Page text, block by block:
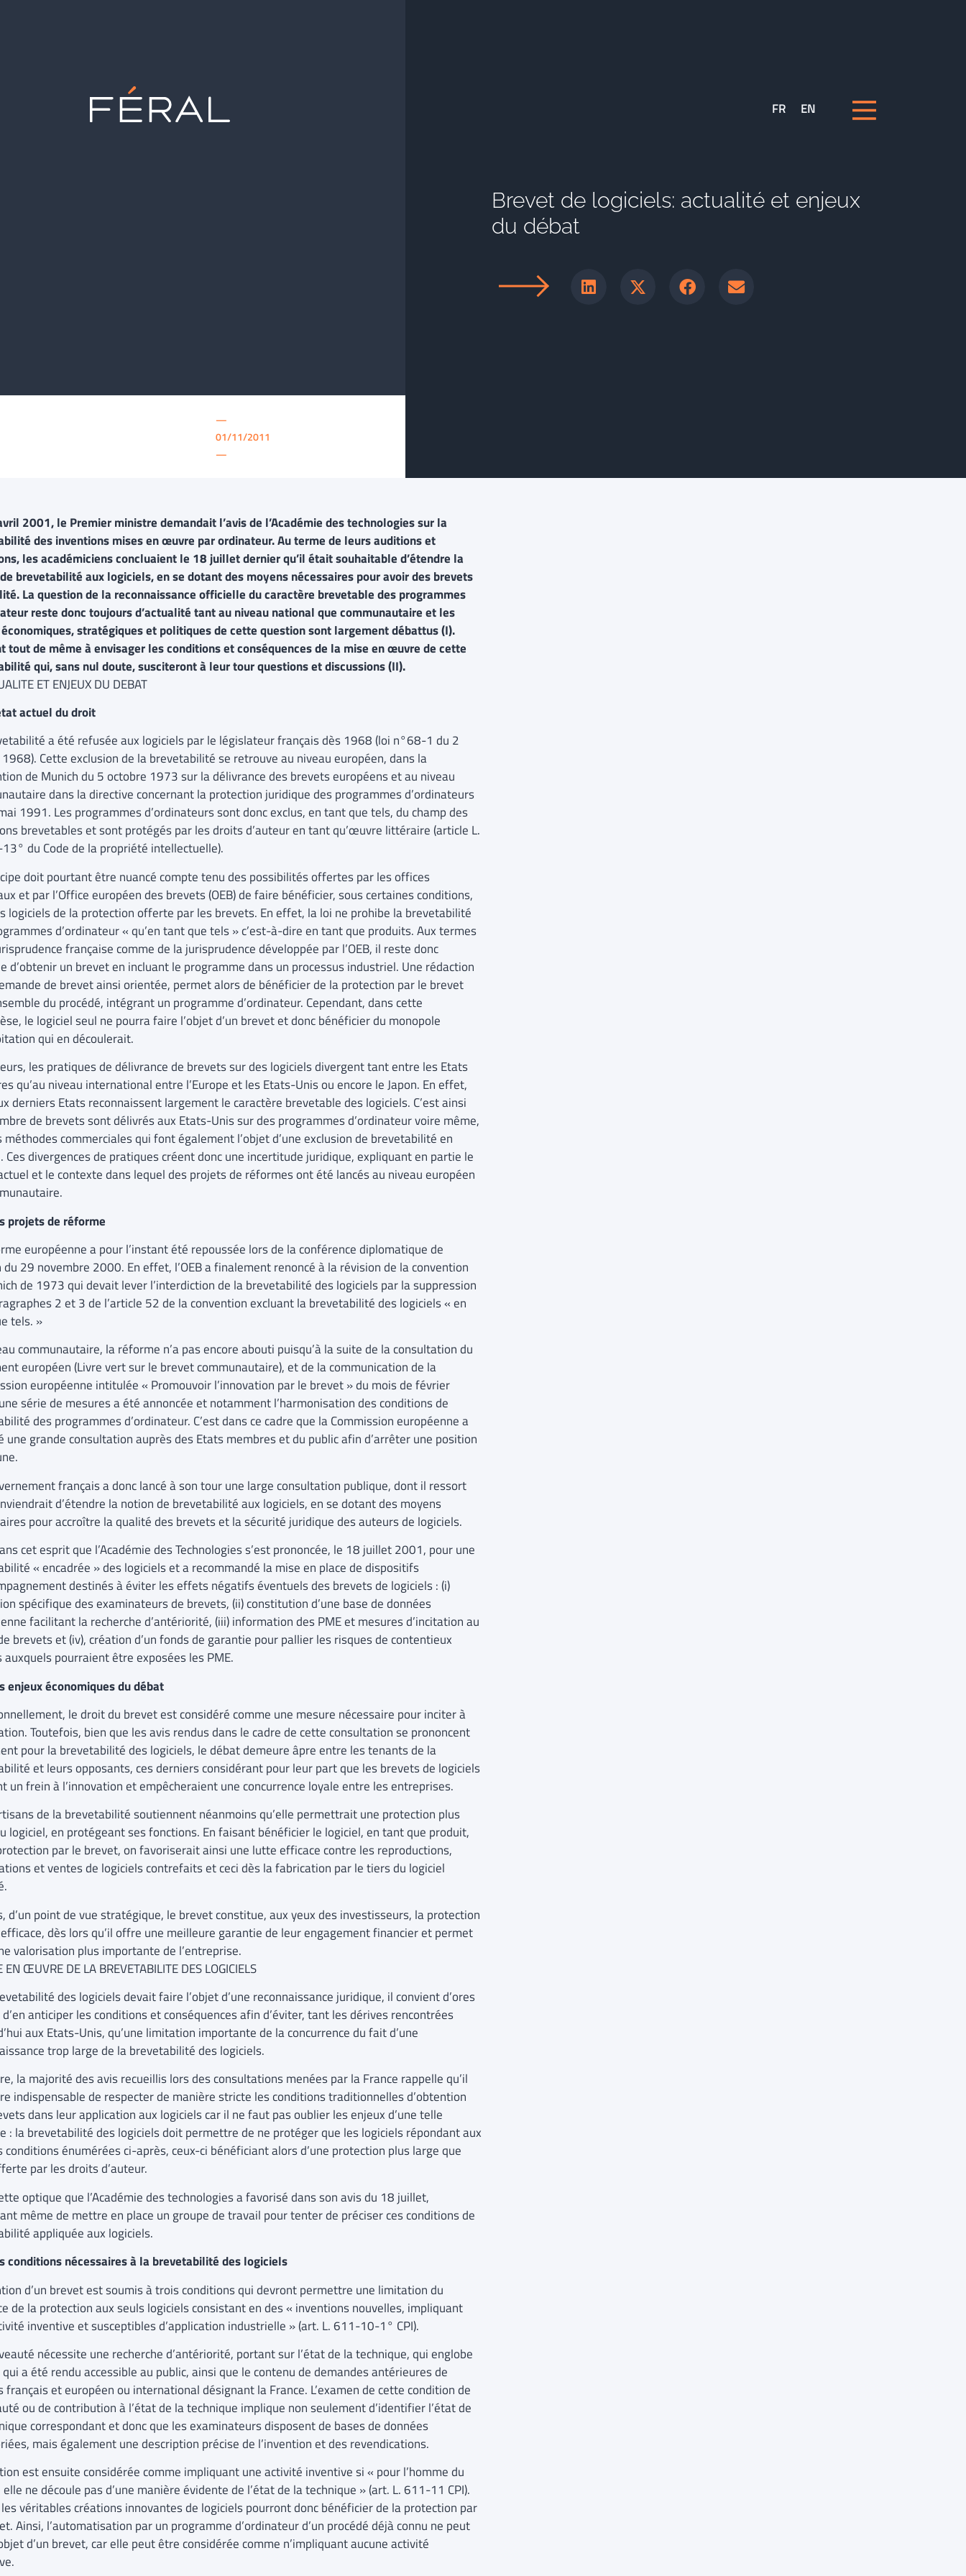
FR EN
—
01/11/2011
—
Brevet de logiciels: actualité et enjeux
du débat
2001, le Premier ministre demandait l’avis de l’Académie des technologies sur la
des inventions mises en œuvre par ordinateur. Au terme de leurs auditions et
les académiciens concluaient le 18 juillet dernier qu’il était souhaitable d’étendre la
brevetabilité aux logiciels, en se dotant des moyens nécessaires pour avoir des brevets
La question de la reconnaissance officielle du caractère brevetable des programmes
reste donc toujours d’actualité tant au niveau national que communautaire et les
stratégiques et politiques de cette question sont largement débattus (I).
tout de même à envisager les conditions et conséquences de la mise en œuvre de cette
qui, sans nul doute, susciteront à leur tour questions et discussions (II).
ET ENJEUX DU DEBAT
actuel du droit
a été refusée aux logiciels par le législateur français dès 1968 (loi n°68-1 du 2
Cette exclusion de la brevetabilité se retrouve au niveau européen, dans la
de Munich du 5 octobre 1973 sur la délivrance des brevets européens et au niveau
dans la directive concernant la protection juridique des programmes d’ordinateurs
1991. Les programmes d’ordinateurs sont donc exclus, en tant que tels, du champ des
brevetables et sont protégés par les droits d’auteur en tant qu’œuvre littéraire (article L.
du Code de la propriété intellectuelle).
doit pourtant être nuancé compte tenu des possibilités offertes par les offices
et par l’Office européen des brevets (OEB) de faire bénéficier, sous certaines conditions,
logiciels de la protection offerte par les brevets. En effet, la loi ne prohibe la brevetabilité
d’ordinateur « qu’en tant que tels » c’est-à-dire en tant que produits. Aux termes
française comme de la jurisprudence développée par l’OEB, il reste donc
d’obtenir un brevet en incluant le programme dans un processus industriel. Une rédaction
de brevet ainsi orientée, permet alors de bénéficier de la protection par le brevet
du procédé, intégrant un programme d’ordinateur. Cependant, dans cette
le logiciel seul ne pourra faire l’objet d’un brevet et donc bénéficier du monopole
qui en découlerait.
les pratiques de délivrance de brevets sur des logiciels divergent tant entre les Etats
qu’au niveau international entre l’Europe et les Etats-Unis ou encore le Japon. En effet,
derniers Etats reconnaissent largement le caractère brevetable des logiciels. C’est ainsi
de brevets sont délivrés aux Etats-Unis sur des programmes d’ordinateur voire même,
méthodes commerciales qui font également l’objet d’une exclusion de brevetabilité en
Ces divergences de pratiques créent donc une incertitude juridique, expliquant en partie le
et le contexte dans lequel des projets de réformes ont été lancés au niveau européen
projets de réforme
européenne a pour l’instant été repoussée lors de la conférence diplomatique de
du 29 novembre 2000. En effet, l’OEB a finalement renoncé à la révision de la convention
de 1973 qui devait lever l’interdiction de la brevetabilité des logiciels par la suppression
2 et 3 de l’article 52 de la convention excluant la brevetabilité des logiciels « en
tels. »
communautaire, la réforme n’a pas encore abouti puisqu’à la suite de la consultation du
européen (Livre vert sur le brevet communautaire), et de la communication de la
européenne intitulée « Promouvoir l’innovation par le brevet » du mois de février
série de mesures a été annoncée et notamment l’harmonisation des conditions de
des programmes d’ordinateur. C’est dans ce cadre que la Commission européenne a
une grande consultation auprès des Etats membres et du public afin d’arrêter une position
français a donc lancé à son tour une large consultation publique, dont il ressort
d’étendre la notion de brevetabilité aux logiciels, en se dotant des moyens
pour accroître la qualité des brevets et la sécurité juridique des auteurs de logiciels.
cet esprit que l’Académie des Technologies s’est prononcée, le 18 juillet 2001, pour une
« encadrée » des logiciels et a recommandé la mise en place de dispositifs
destinés à éviter les effets négatifs éventuels des brevets de logiciels : (i)
spécifique des examinateurs de brevets, (ii) constitution d’une base de données
facilitant la recherche d’antériorité, (iii) information des PME et mesures d’incitation au
brevets et (iv), création d’un fonds de garantie pour pallier les risques de contentieux
auxquels pourraient être exposées les PME.
enjeux économiques du débat
le droit du brevet est considéré comme une mesure nécessaire pour inciter à
Toutefois, bien que les avis rendus dans le cadre de cette consultation se prononcent
pour la brevetabilité des logiciels, le débat demeure âpre entre les tenants de la
et leurs opposants, ces derniers considérant pour leur part que les brevets de logiciels
un frein à l’innovation et empêcheraient une concurrence loyale entre les entreprises.
de la brevetabilité soutiennent néanmoins qu’elle permettrait une protection plus
logiciel, en protégeant ses fonctions. En faisant bénéficier le logiciel, en tant que produit,
par le brevet, on favoriserait ainsi une lutte efficace contre les reproductions,
et ventes de logiciels contrefaits et ceci dès la fabrication par le tiers du logiciel
d’un point de vue stratégique, le brevet constitue, aux yeux des investisseurs, la protection
dès lors qu’il offre une meilleure garantie de leur engagement financier et permet
valorisation plus importante de l’entreprise.
EN ŒUVRE DE LA BREVETABILITE DES LOGICIELS
des logiciels devait faire l’objet d’une reconnaissance juridique, il convient d’ores
anticiper les conditions et conséquences afin d’éviter, tant les dérives rencontrées
aux Etats-Unis, qu’une limitation importante de la concurrence du fait d’une
trop large de la brevetabilité des logiciels.
la majorité des avis recueillis lors des consultations menées par la France rappelle qu’il
indispensable de respecter de manière stricte les conditions traditionnelles d’obtention
dans leur application aux logiciels car il ne faut pas oublier les enjeux d’une telle
: la brevetabilité des logiciels doit permettre de ne protéger que les logiciels répondant aux
conditions énumérées ci-après, ceux-ci bénéficiant alors d’une protection plus large que
par les droits d’auteur.
optique que l’Académie des technologies a favorisé dans son avis du 18 juillet,
même de mettre en place un groupe de travail pour tenter de préciser ces conditions de
appliquée aux logiciels.
conditions nécessaires à la brevetabilité des logiciels
d’un brevet est soumis à trois conditions qui devront permettre une limitation du
de la protection aux seuls logiciels consistant en des « inventions nouvelles, impliquant
inventive et susceptibles d’application industrielle » (art. L. 611-10-1° CPI).
nécessite une recherche d’antériorité, portant sur l’état de la technique, qui englobe
a été rendu accessible au public, ainsi que le contenu de demandes antérieures de
français et européen ou international désignant la France. L’examen de cette condition de
ou de contribution à l’état de la technique implique non seulement d’identifier l’état de
correspondant et donc que les examinateurs disposent de bases de données
mais également une description précise de l’invention et des revendications.
est ensuite considérée comme impliquant une activité inventive si « pour l’homme du
ne découle pas d’une manière évidente de l’état de la technique » (art. L. 611-11 CPI).
véritables créations innovantes de logiciels pourront donc bénéficier de la protection par
Ainsi, l’automatisation par un programme d’ordinateur d’un procédé déjà connu ne peut
d’un brevet, car elle peut être considérée comme n’impliquant aucune activité